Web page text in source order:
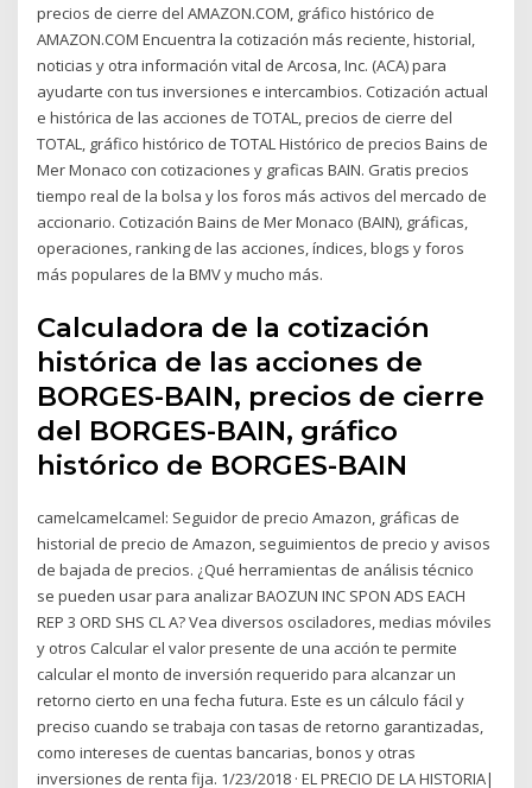
precios de cierre del AMAZON.COM, gráfico histórico de
AMAZON.COM Encuentra la cotización más reciente, historial,
noticias y otra información vital de Arcosa, Inc. (ACA) para
ayudarte con tus inversiones e intercambios. Cotización actual
e histórica de las acciones de TOTAL, precios de cierre del
TOTAL, gráfico histórico de TOTAL Histórico de precios Bains de
Mer Monaco con cotizaciones y graficas BAIN. Gratis precios
tiempo real de la bolsa y los foros más activos del mercado de
accionario. Cotización Bains de Mer Monaco (BAIN), gráficas,
operaciones, ranking de las acciones, índices, blogs y foros
más populares de la BMV y mucho más.
Calculadora de la cotización
histórica de las acciones de
BORGES-BAIN, precios de cierre
del BORGES-BAIN, gráfico
histórico de BORGES-BAIN
camelcamelcamel: Seguidor de precio Amazon, gráficas de
historial de precio de Amazon, seguimientos de precio y avisos
de bajada de precios. ¿Qué herramientas de análisis técnico
se pueden usar para analizar BAOZUN INC SPON ADS EACH
REP 3 ORD SHS CL A? Vea diversos osciladores, medias móviles
y otros Calcular el valor presente de una acción te permite
calcular el monto de inversión requerido para alcanzar un
retorno cierto en una fecha futura. Este es un cálculo fácil y
preciso cuando se trabaja con tasas de retorno garantizadas,
como intereses de cuentas bancarias, bonos y otras
inversiones de renta fija. 1/23/2018 · EL PRECIO DE LA HISTORIA|